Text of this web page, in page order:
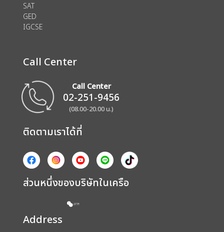
SAT
GED
IGCSE
Call Center
Call Center
02-251-9456
(08.00-20.00 น.)
ติดตามเราได้ที่
ส่วนหนึ่งของบริษัทในเครือ
Address